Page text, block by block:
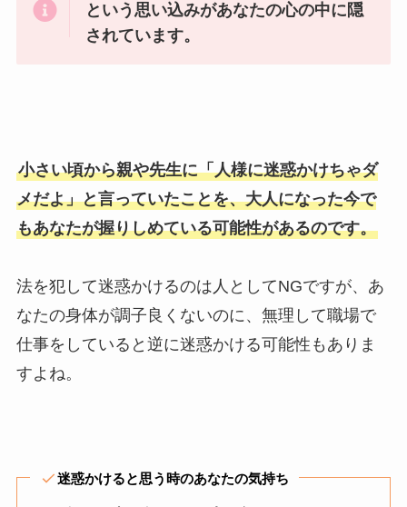
という思い込みがあなたの心の中に隠
されています。
小さい頃から親や先生に「人様に迷惑かけちゃダ
メだよ」と言っていたことを、大人になった今で
もあなたが握りしめている可能性があるのです。
法を犯して迷惑かけるのは人としてNGですが、あ
なたの身体が調子良くないのに、無理して職場で
仕事をしていると逆に迷惑かける可能性もありま
すよね。
迷惑かけると思う時のあなたの気持ち